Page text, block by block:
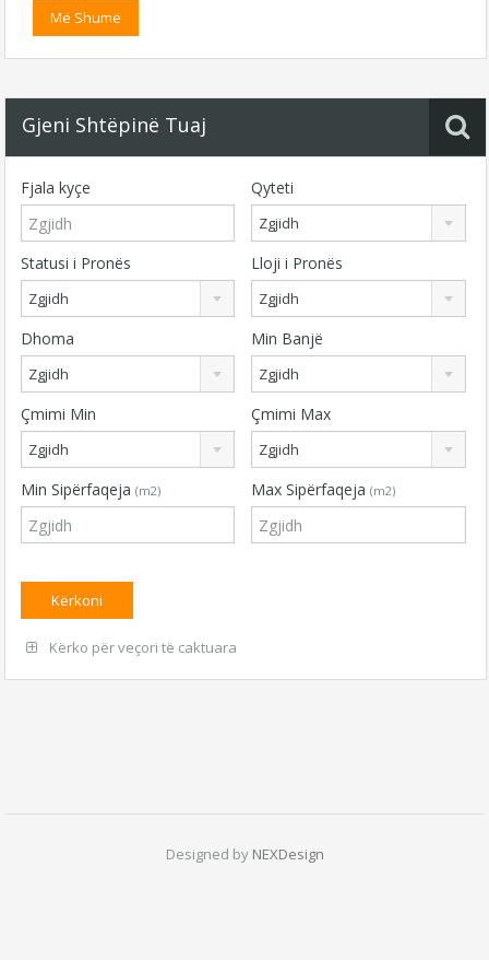
Më Shumë
Gjeni Shtëpinë Tuaj
Fjala kyçe Qyteti
Zgjidh
Statusi i Pronës
Zgjidh
Lloji i Pronës
Zgjidh
Dhoma
Zgjidh
Min Banjë
Zgjidh
Çmimi Min
Zgjidh
Çmimi Max
Zgjidh
Min Sipërfaqeja (m2) Max Sipërfaqeja(m2)
Kërko për veçori të caktuara
Designed by NEXDesign